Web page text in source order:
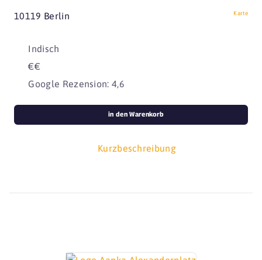
10119 Berlin Karte
Indisch
€€
Google Rezension: 4,6
Kurzbeschreibung
in den Warenkorb